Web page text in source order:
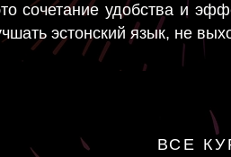
сочетание удобства и
эстонский язык, не
ВСЕ